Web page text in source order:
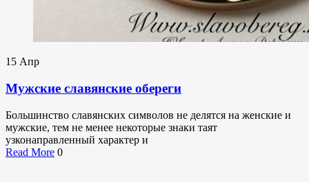
15 Апр
Мужские славянские обереги
Большинство славянских символов не делятся на женские и
мужские, тем не менее некоторые знаки таят
узконаправленный характер и
Read More 0